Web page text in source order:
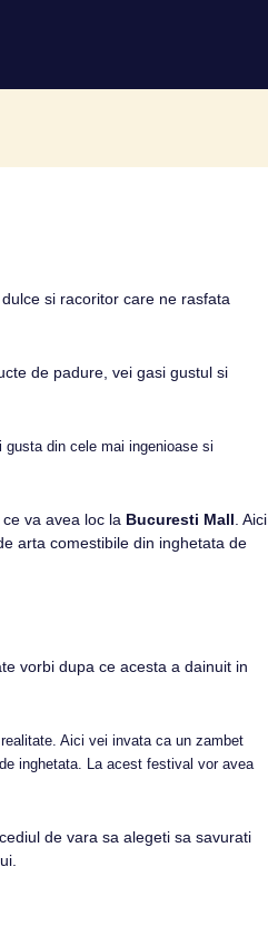
si racoritor care ne rasfata
de padure, vei gasi gustul si
din cele mai ingenioase si
, ce va avea loc la Bucuresti Mall . Aici
arta comestibile din inghetata de
vorbi dupa ce acesta a dainuit in
Aici vei invata ca un zambet
inghetata. La acest festival vor avea
de vara sa alegeti sa savurati